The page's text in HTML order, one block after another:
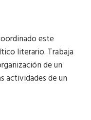
este
literario. Trabaja
de un
actividades de un